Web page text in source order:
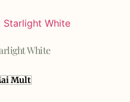
White
Mult